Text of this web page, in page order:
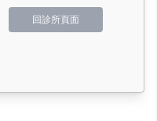
回診所頁面